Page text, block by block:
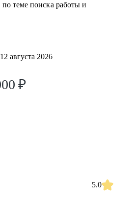
теме поиска работы и
12 августа 2026
₽
5.0